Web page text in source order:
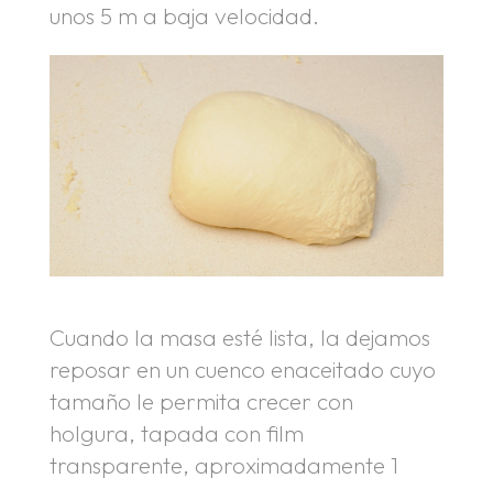
unos 5 m a baja velocidad.
Cuando la masa esté lista, la dejamos
reposar en un cuenco enaceitado cuyo
tamaño le permita crecer con
holgura, tapada con film
transparente, aproximadamente 1